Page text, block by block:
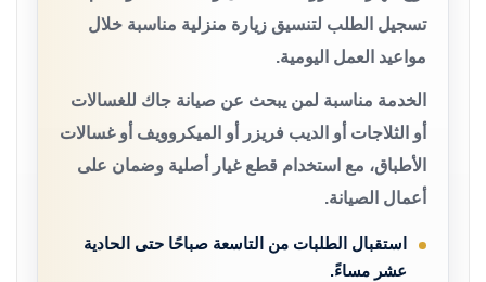
تسجيل الطلب لتنسيق زيارة منزلية مناسبة خلال
مواعيد العمل اليومية.
الخدمة مناسبة لمن يبحث عن صيانة جاك للغسالات
أو الثلاجات أو الديب فريزر أو الميكروويف أو غسالات
الأطباق، مع استخدام قطع غيار أصلية وضمان على
أعمال الصيانة.
استقبال الطلبات من التاسعة صباحًا حتى الحادية
عشر مساءً.